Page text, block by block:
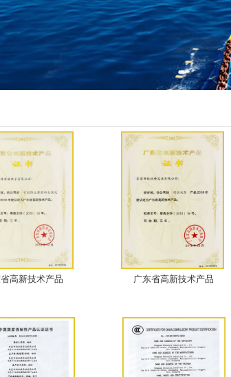
高新技术产品 广东省高新技术产品